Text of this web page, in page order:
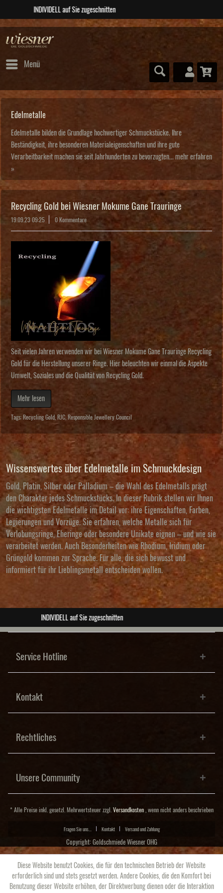
ABSOLUTE Unikate
Menü
Edelmetalle
Edelmetalle bilden die Grundlage hochwertiger Schmuckstücke. Ihre
Beständigkeit, ihre besonderen Materialeigenschaften und ihre gute
Verarbeitbarkeit machen sie seit Jahrhunderten zu bevorzugten... mehr erfahren
»
Recycling Gold bei Wiesner Mokume Gane Trauringe
19.09.23 09:25 0 Kommentare
Seit vielen Jahren verwenden wir bei Wiesner Mokume Gane Trauringe Recycling
Gold für die Herstellung unserer Ringe. Hier beleuchten wir einmal die Aspekte
Umwelt, Soziales und die Qualität von Recycling Gold.
Mehr lesen
Tags: Recycling Gold RJC Responsible Jewellery Council
Wissenswertes über Edelmetalle im Schmuckdesign
Gold, Platin, Silber oder Palladium – die Wahl des Edelmetalls prägt
den Charakter jedes Schmuckstücks. In dieser Rubrik stellen wir Ihnen
die wichtigsten Edelmetalle im Detail vor: ihre Eigenschaften, Farben,
Legierungen und Vorzüge. Sie erfahren, welche Metalle sich für
Verlobungsringe, Eheringe oder besondere Unikate eignen – und wie sie
verarbeitet werden. Auch Besonderheiten wie Rhodium, Iridium oder
Grüngold kommen zur Sprache. Für alle, die sich bewusst und
informiert für ihr Lieblingsmetall entscheiden wollen.
ABSOLUTE Unikate
Service Hotline
Kontakt
Rechtliches
Unsere Community
* Alle Preise inkl. gesetzl. Mehrwertsteuer zzgl. Versandkosten, wenn nicht anders beschrieben
Fragen Sie uns... Kontakt Versand und Zahlung
Copyright: Goldschmiede Wiesner OHG
Diese Website benutzt Cookies, die für den technischen Betrieb der Website
erforderlich sind und stets gesetzt werden. Andere Cookies, die den Komfort bei
Benutzung dieser Website erhöhen, der Direktwerbung dienen oder die Interaktion